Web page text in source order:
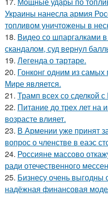
Украины нанесла армия
топливом уничтожены в
18. Видео со шпаргалками
скандалом, суд вернул
19. Легенда о тартаре.
20. Гонконг одним из самых
Мире является.
21. Трамп всех со сделкой
22. Питание до трех лет на
возрасте влияет.
23. В Армении уже принят
вопрос о членстве в еаэс
24. Россияне массово
ради отечественного
25. Бизнесу очень выгодны
надёжная финансовая